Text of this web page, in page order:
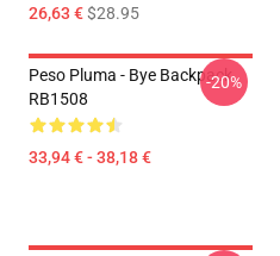
26,63 €$28.95
Peso Pluma - Bye Backpack
RB1508
33,94 € - 38,18 €
-20%